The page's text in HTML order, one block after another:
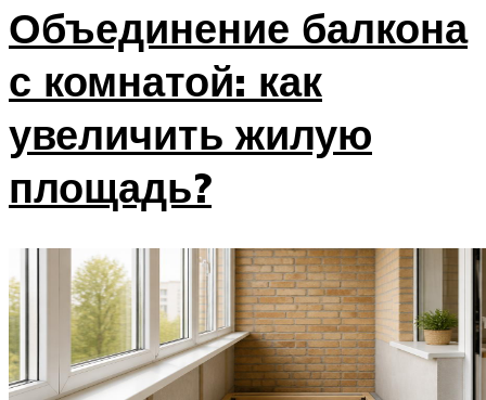
Объединение балкона
с комнатой: как
увеличить жилую
площадь?